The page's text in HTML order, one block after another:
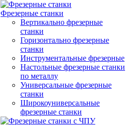
Фрезерные станки
Вертикально фрезерные
станки
Горизонтально фрезерные
станки
Инструментальные фрезерные
Настольные фрезерные станки
по металлу
Универсальные фрезерные
станки
Широкоуниверсальные
фрезерные станки